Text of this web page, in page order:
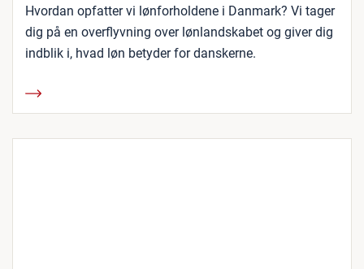
Hvordan opfatter vi lønforholdene i Danmark? Vi tager
dig på en overflyvning over lønlandskabet og giver dig
indblik i, hvad løn betyder for danskerne.